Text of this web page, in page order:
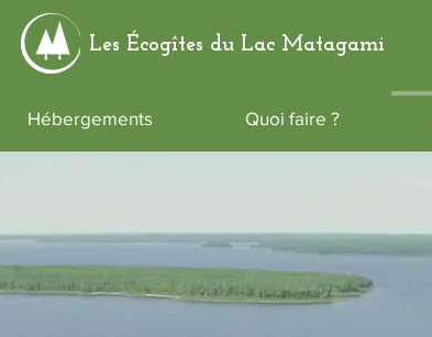
Les Écogîtes du Lac Matagami
Hébergements Quoi faire ?